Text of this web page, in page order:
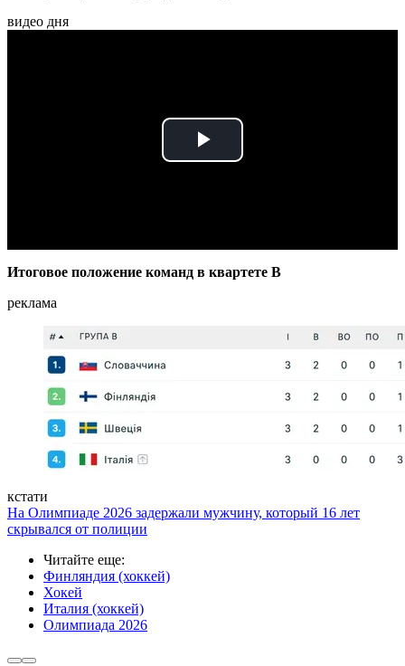
видео дня
Play
Итоговое положение команд в квартете В
реклама
кстати
На Олимпиаде 2026 задержали мужчину, который 16 лет
скрывался от полиции
Читайте еще:
Финляндия (хоккей)
Хокей
Италия (хоккей)
Олимпиада 2026